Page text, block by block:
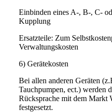
Einbinden eines A-, B-, C-
Kupplung
Ersatzteile: Zum
Verwaltungskosten
6) Gerätekosten
Bei allen anderen Geräten
Tauchpumpen, ect.) werden
Rücksprache mit dem Markt
festgesetzt.